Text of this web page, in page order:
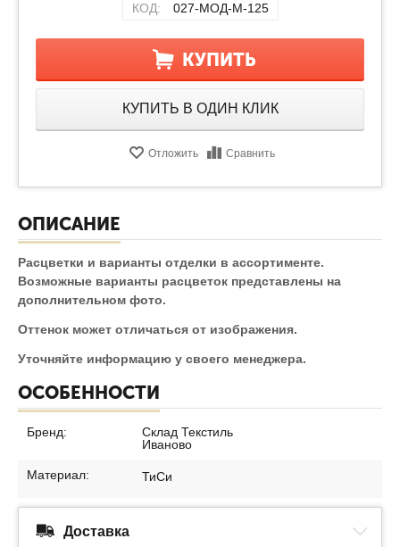
КОД: 027-МОД-М-125
КУПИТЬ
КУПИТЬ В ОДИН КЛИК
Отложить Сравнить
ОПИСАНИЕ
Расцветки и варианты отделки в ассортименте.
Возможные варианты расцветок представлены на
дополнительном фото.
Оттенок может отличаться от изображения.
Уточняйте информацию у своего менеджера.
ОСОБЕННОСТИ
Бренд:
Склад Текстиль
Иваново
Материал: ТиСи
Доставка